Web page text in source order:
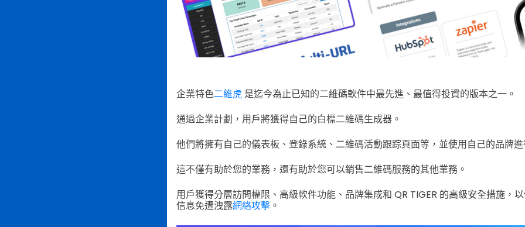
企業特色二維虎是迄今為止已知的二維碼軟件中最先進、最值得投資的版本之一。
通過企業計劃，用戶將獲得自己的白標二維碼生成器。
他們將擁有自己的儀表板、登錄系統、二維碼活動跟踪頁面等，並使用自己的品牌
這不僅有助於您的業務，還有助於您可以銷售二維碼服務的其他業務。
用戶獲得分層訪問權限、高級軟件功能、品牌集成和 QR TIGER 的高級安全措施，
信息免遭洩露網絡攻擊。